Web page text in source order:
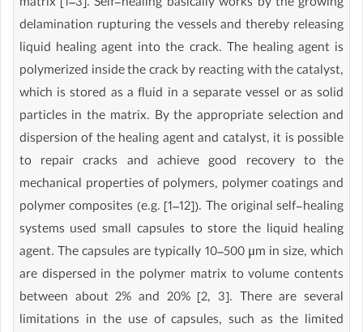
delamination rupturing the vessels and thereby releasing
liquid healing agent into the crack. The healing agent is
polymerized inside the crack by reacting with the catalyst,
which is stored as a fluid in a separate vessel or as solid
particles in the matrix. By the appropriate selection and
dispersion of the healing agent and catalyst, it is possible
to repair cracks and achieve good recovery to the
mechanical properties of polymers, polymer coatings and
polymer composites (e.g. [1–12]). The original self-healing
systems used small capsules to store the liquid healing
agent. The capsules are typically 10–500 μm in size, which
are dispersed in the polymer matrix to volume contents
between about 2% and 20% [2, 3]. There are several
limitations in the use of capsules, such as the limited